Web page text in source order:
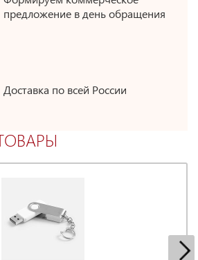
предложение в день обращения
Доставка по всей России